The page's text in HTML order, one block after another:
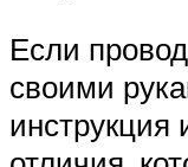
Если
своими
инструкция